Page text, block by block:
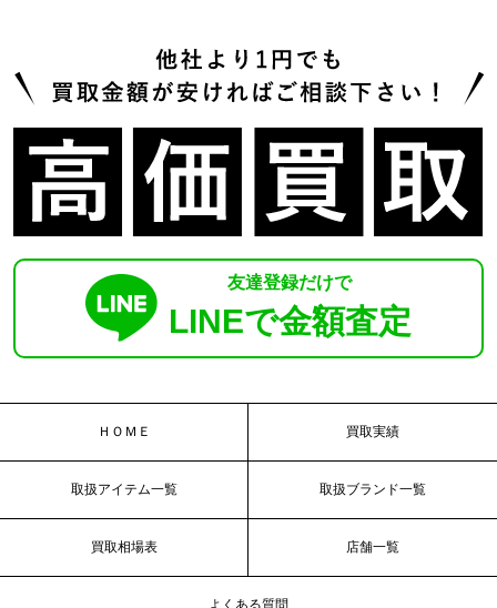
友達登録だけで
LINEで金額査定
ＨＯＭＥ 買取実績
取扱アイテム一覧 取扱ブランド一覧
買取相場表 店舗一覧
よくある質問